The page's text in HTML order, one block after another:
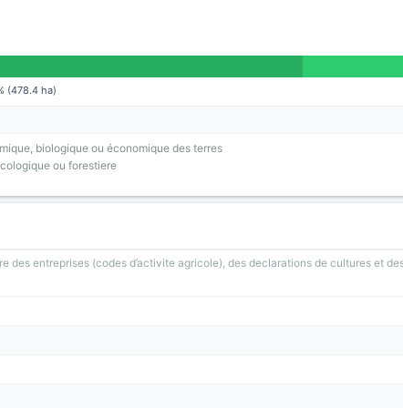
(478.4 ha)
biologique ou économique des terres
ou forestiere
des entreprises (codes d’activite agricole), des declarations de cultures et